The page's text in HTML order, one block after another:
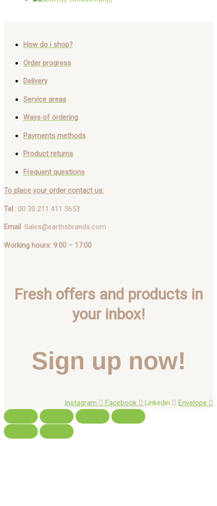
How do i shop?
Order progress
Delivery
Service areas
Ways of ordering
Payments methods
Product returns
Frequent questions
To place your order contact us:
Tel .: 00 30 211 411 3653
Email: Sales@earthsbrands.com
Working hours: 9:00 – 17:00
Fresh offers and products in
your inbox!
Sign up now!
Instagram Facebook Linkedin Envelope